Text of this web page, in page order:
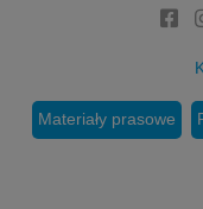
Materiały prasowe